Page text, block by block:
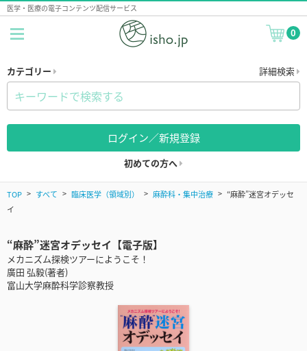
医学・医療の電子コンテンツ配信サービス
0
カテゴリー 詳細検索
ログイン／新規登録
初めての方へ
TOP すべて 臨床医学（領域別） 麻酔科・集中治療
“麻酔”迷宮オデッセ
イ
“麻酔”迷宮オデッセイ【電子版】
メカニズム探検ツアーにようこそ！
廣田 弘毅(著者)
富山大学麻酔科学診察教授